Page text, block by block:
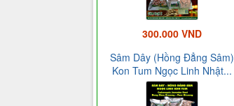
300.000 VND
Sâm Dây (Hồng Đẳng Sâm)
Kon Tum Ngọc Linh Nhật...